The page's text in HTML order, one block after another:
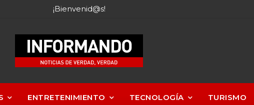
¡Bienvenid@s!
ENTRETENIMIENTO TECNOLOGÍA TURISMO